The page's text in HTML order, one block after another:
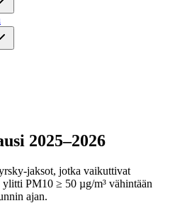
2025–2026
jaksot, jotka vaikuttivat
PM10 ≥ 50 µg/m³ vähintään
ajan.